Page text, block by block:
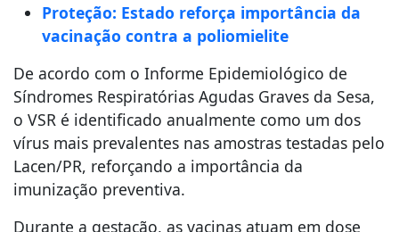
Proteção: Estado reforça importância da
vacinação contra a poliomielite
De acordo com o Informe Epidemiológico de
Síndromes Respiratórias Agudas Graves da Sesa,
o VSR é identificado anualmente como um dos
vírus mais prevalentes nas amostras testadas pelo
Lacen/PR, reforçando a importância da
imunização preventiva.
Durante a gestação, as vacinas atuam em dose